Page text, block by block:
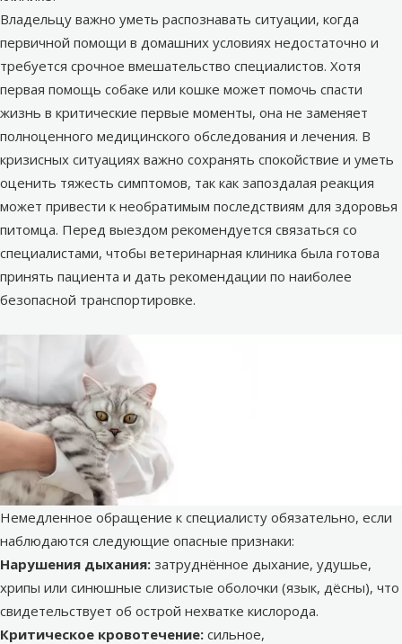
Владельцу важно уметь распознавать ситуации, когда
первичной помощи в домашних условиях недостаточно и
требуется срочное вмешательство специалистов. Хотя
первая помощь собаке или кошке может помочь спасти
жизнь в критические первые моменты, она не заменяет
полноценного медицинского обследования и лечения. В
кризисных ситуациях важно сохранять спокойствие и уметь
оценить тяжесть симптомов, так как запоздалая реакция
может привести к необратимым последствиям для здоровья
питомца. Перед выездом рекомендуется связаться со
специалистами, чтобы ветеринарная клиника была готова
принять пациента и дать рекомендации по наиболее
безопасной транспортировке.
Немедленное обращение к специалисту обязательно, если
наблюдаются следующие опасные признаки:
Нарушения дыхания: затруднённое дыхание, удушье,
хрипы или синюшные слизистые оболочки (язык, дёсны), что
свидетельствует об острой нехватке кислорода.
Критическое кровотечение: сильное,